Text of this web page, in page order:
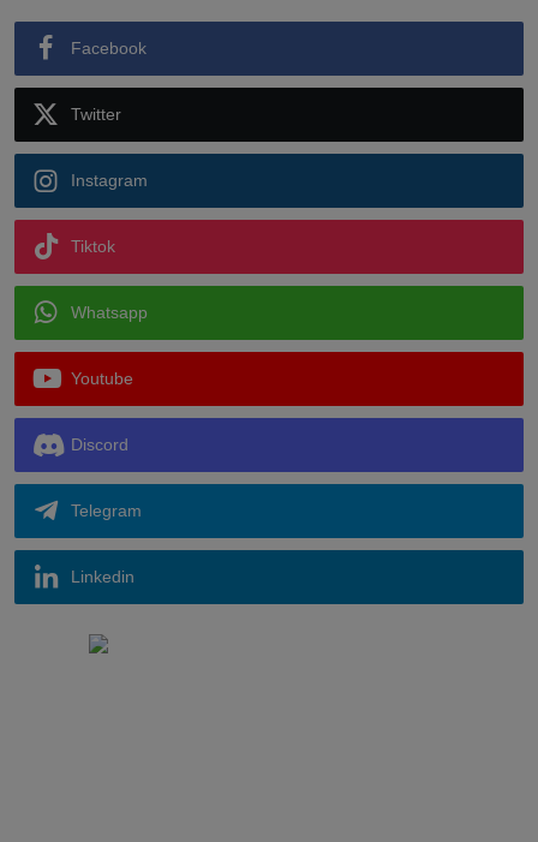
Facebook
Twitter
Instagram
Tiktok
Whatsapp
Youtube
Discord
Telegram
Linkedin